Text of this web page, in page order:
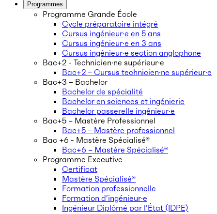
Programmes
Programme Grande École
Cycle préparatoire intégré
Cursus ingénieur·e en 5 ans
Cursus ingénieur·e en 3 ans
Cursus ingénieur·e section anglophone
Bac+2 - Technicien·ne supérieur·e
Bac+2 – Cursus technicien·ne supérieur·e
Bac+3 – Bachelor
Bachelor de spécialité
Bachelor en sciences et ingénierie
Bachelor passerelle ingénieur·e
Bac+5 – Mastère Professionnel
Bac+5 – Mastère professionnel
Bac +6 - Mastère Spécialisé®
Bac+6 – Mastère Spécialisé®
Programme Executive
Certificat
Mastère Spécialisé®
Formation professionnelle
Formation d’ingénieur·e
Ingénieur Diplômé par l’État (IDPE)